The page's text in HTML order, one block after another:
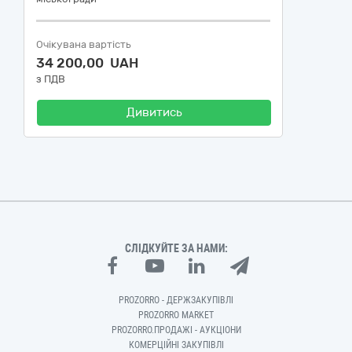
Очікувана вартість
34 200,00 UAH
з ПДВ
Дивитись
СЛІДКУЙТЕ ЗА НАМИ:
PROZORRO - ДЕРЖЗАКУПІВЛІ
PROZORRO MARKET
PROZORRO.ПРОДАЖІ - АУКЦІОНИ
КОМЕРЦІЙНІ ЗАКУПІВЛІ